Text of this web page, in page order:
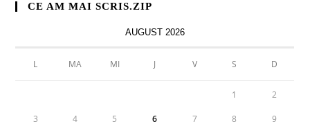
CE AM MAI SCRIS.ZIP
AUGUST 2026
L MA MI J V S D
1 2
3 4 5 6 7 8 9